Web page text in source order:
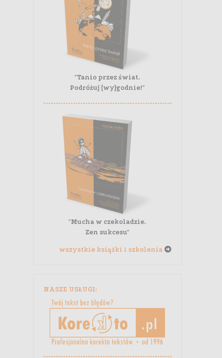
"Tanio przez świat.
Podróżuj [wy]godnie!"
"Mucha w czekoladzie.
Zen sukcesu"
wszystkie książki i szkolenia
NASZE USŁUGI: